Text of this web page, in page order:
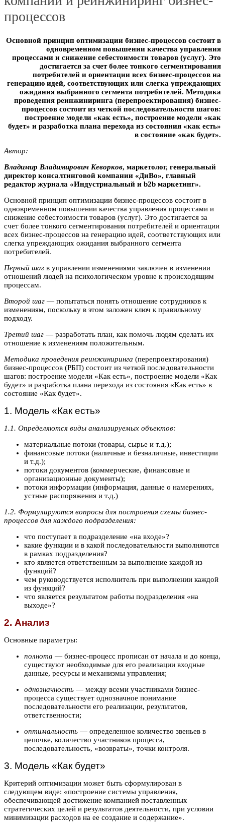
процессов
Основной принцип оптимизации бизнес-процессов состоит в
одновременном повышении качества управления
процессами и снижение себестоимости товаров (услуг). Это
достигается за счет более тонкого сегментирования
потребителей и ориентации всех бизнес-процессов на
генерацию идей, соответствующих или слегка упреждающих
ожидания выбранного сегмента потребителей. Методика
проведения реинжиниринга (перепроектирования) бизнес-
процессов состоит из четкой последовательности шагов:
построение модели «как есть», построение модели «как
будет» и разработка плана перехода из состояния «как есть»
в состояние «как будет».
Автор:
Bлaдимиp Bлaдимиpович Keвopкoв, маркетолог, генеральный
директор консалтинговой компании «ДиВо», главный
редактор журнала «Индустриальный и b2b маркетинг».
Основной принцип оптимизации бизнес-процессов состоит в
одновременном повышении качества управления процессами и
снижение себестоимости товаров (услуг). Это достигается за
счет более тонкого сегментирования потребителей и ориентации
всех бизнес-процессов на генерацию идей, соответствующих или
слегка упреждающих ожидания выбранного сегмента
потребителей.
Первый шаг в управлении изменениями заключен в изменении
отношений людей на психологическом уровне к происходящим
процессам.
Второй шаг — попытаться понять отношение сотрудников к
изменениям, поскольку в этом заложен ключ к правильному
подходу.
Третий шаг — разработать план, как помочь людям сделать их
отношение к изменениям положительным.
Методика проведения реинжиниринга (перепроектирования)
бизнес-процессов (РБП) состоит из четкой последовательности
шагов: построение модели «Как есть», построение модели «Как
будет» и разработка плана перехода из состояния «Как есть» в
состояние «Как будет».
1. Модель «Как есть»
1.1. Определяются виды анализируемых объектов:
материальные потоки (товары, сырье и т.д.);
финансовые потоки (наличные и безналичные, инвестиции
и т.д.);
потоки документов (коммерческие, финансовые и
организационные документы);
потоки информации (информация, данные о намерениях,
устные распоряжения и т.д.)
1.2. Формулируются вопросы для построения схемы бизнес-
процессов для каждого подразделения:
что поступает в подразделение «на входе»?
какие функции и в какой последовательности выполняются
в рамках подразделения?
кто является ответственным за выполнение каждой из
функций?
чем руководствуется исполнитель при выполнении каждой
из функций?
что является результатом работы подразделения «на
выходе»?
2. Анализ
Основные параметры:
полнота — бизнес-процесс прописан от начала и до конца,
существуют необходимые для его реализации входные
данные, ресурсы и механизмы управления;
однозначность — между всеми участниками бизнес-
процесса существует однозначное понимание
последовательности его реализации, результатов,
ответственности;
оптимальность — определенное количество звеньев в
цепочке, количество участников процесса,
последовательность, «возвраты», точки контроля.
3. Модель «Как будет»
Критерий оптимизации может быть сформулирован в
следующем виде: «построение системы управления,
обеспечивающей достижение компанией поставленных
стратегических целей и результатов деятельности, при условии
минимизации расходов на ее создание и содержание».